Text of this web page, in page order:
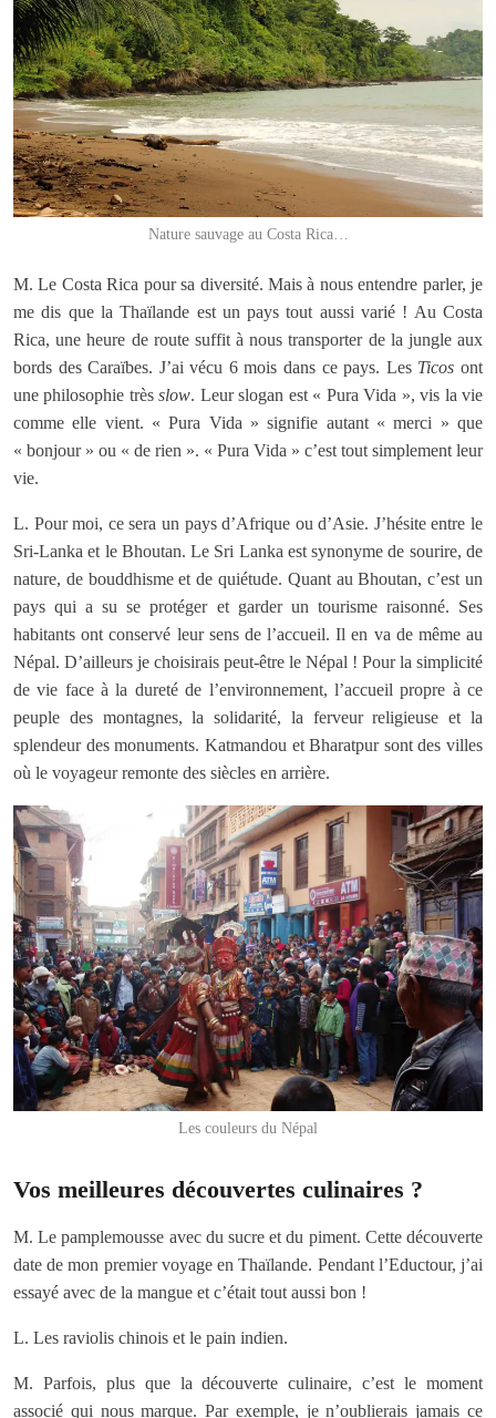
Nature sauvage au Costa Rica…
M. Le Costa Rica pour sa diversité. Mais à nous entendre parler, je
me dis que la Thaïlande est un pays tout aussi varié ! Au Costa
Rica, une heure de route suffit à nous transporter de la jungle aux
bords des Caraïbes. J’ai vécu 6 mois dans ce pays. Les Ticos ont
une philosophie trèsslow. Leur slogan est « Pura Vida », vis la vie
comme elle vient. « Pura Vida » signifie autant « merci » que
« bonjour » ou « de rien ». « Pura Vida » c’est tout simplement leur
vie.
L. Pour moi, ce sera un pays d’Afrique ou d’Asie. J’hésite entre le
Sri-Lanka et le Bhoutan. Le Sri Lanka est synonyme de sourire, de
nature, de bouddhisme et de quiétude. Quant au Bhoutan, c’est un
pays qui a su se protéger et garder un tourisme raisonné. Ses
habitants ont conservé leur sens de l’accueil. Il en va de même au
Népal. D’ailleurs je choisirais peut-être le Népal ! Pour la simplicité
de vie face à la dureté de l’environnement, l’accueil propre à ce
peuple des montagnes, la solidarité, la ferveur religieuse et la
splendeur des monuments. Katmandou et Bharatpur sont des villes
où le voyageur remonte des siècles en arrière.
Les couleurs du Népal
Vos meilleures découvertes culinaires ?
M. Le pamplemousse avec du sucre et du piment. Cette découverte
date de mon premier voyage en Thaïlande. Pendant l’Eductour, j’ai
essayé avec de la mangue et c’était tout aussi bon !
L. Les raviolis chinois et le pain indien.
M. Parfois, plus que la découverte culinaire, c’est le moment
associé qui nous marque. Par exemple, je n’oublierais jamais ce